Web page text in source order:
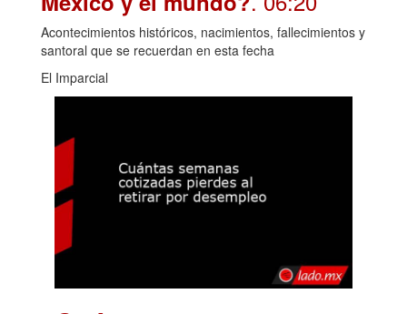
Acontecimientos históricos, nacimientos, fallecimientos y
santoral que se recuerdan en esta fecha
El Imparcial